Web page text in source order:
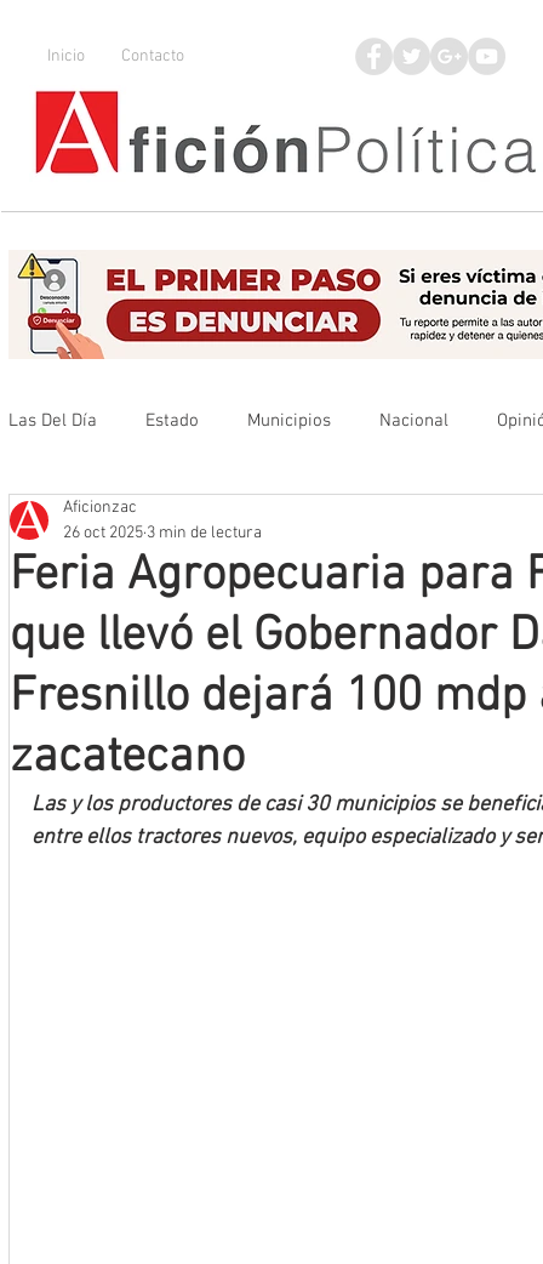
Inicio Contacto
Las Del Día Estado Municipios Nacional
Que no se olvide
Mineros LNBP
Feria Agropecuaria para
que llevó el Gobernador
Fresnillo dejará 100 mdp
zacatecano
Aficionzac
26 oct 2025 3 min de lectura
Las y los productores de casi 30 municipios se
entre ellos tractores nuevos, equipo especializado y